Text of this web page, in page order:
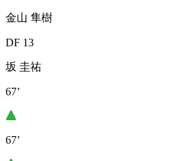
金山 隼樹
DF 13
坂 圭祐
67’
67’